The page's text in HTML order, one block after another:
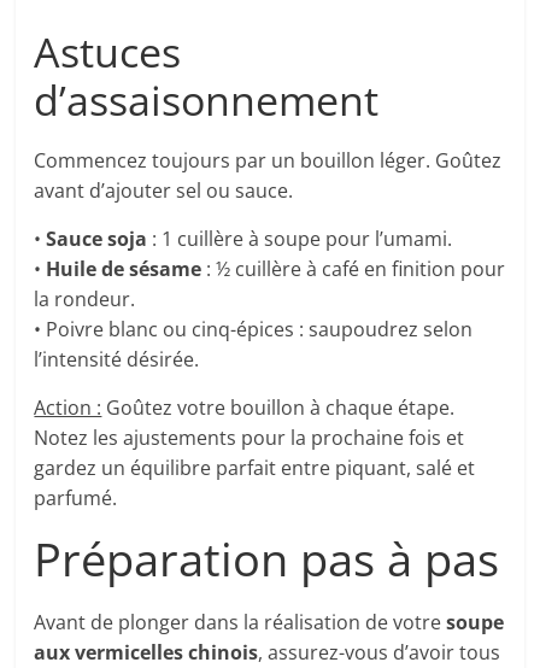
Astuces
d’assaisonnement
Commencez toujours par un bouillon léger. Goûtez
avant d’ajouter sel ou sauce.
•Sauce soja : 1 cuillère à soupe pour l’umami.
• Huile de sésame : ½ cuillère à café en finition pour
la rondeur.
• Poivre blanc ou cinq-épices : saupoudrez selon
l’intensité désirée.
Action : Goûtez votre bouillon à chaque étape.
Notez les ajustements pour la prochaine fois et
gardez un équilibre parfait entre piquant, salé et
parfumé.
Préparation pas à pas
Avant de plonger dans la réalisation de votresoupe
aux vermicelles chinois, assurez-vous d’avoir tous